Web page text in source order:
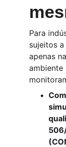
Para
sujeitos
apenas
ambiente